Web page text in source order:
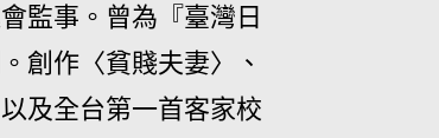
監事。曾為『臺灣日
創作〈貧賤夫妻〉、
及全台第一首客家校